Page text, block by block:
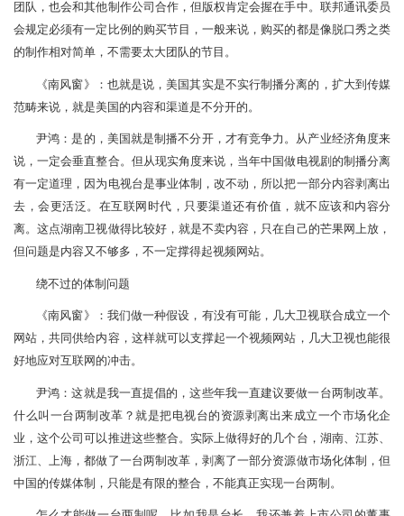
团队，也会和其他制作公司合作，但版权肯定会握在手中。联邦通讯委员
会规定必须有一定比例的购买节目，一般来说，购买的都是像脱口秀之类
的制作相对简单，不需要太大团队的节目。
《南风窗》：也就是说，美国其实是不实行制播分离的，扩大到传媒
范畴来说，就是美国的内容和渠道是不分开的。
尹鸿：是的，美国就是制播不分开，才有竞争力。从产业经济角度来
说，一定会垂直整合。但从现实角度来说，当年中国做电视剧的制播分离
有一定道理，因为电视台是事业体制，改不动，所以把一部分内容剥离出
去，会更活泛。在互联网时代，只要渠道还有价值，就不应该和内容分
离。这点湖南卫视做得比较好，就是不卖内容，只在自己的芒果网上放，
但问题是内容又不够多，不一定撑得起视频网站。
绕不过的体制问题
《南风窗》：我们做一种假设，有没有可能，几大卫视联合成立一个
网站，共同供给内容，这样就可以支撑起一个视频网站，几大卫视也能很
好地应对互联网的冲击。
尹鸿：这就是我一直提倡的，这些年我一直建议要做一台两制改革。
什么叫一台两制改革？就是把电视台的资源剥离出来成立一个市场化企
业，这个公司可以推进这些整合。实际上做得好的几个台，湖南、江苏、
浙江、上海，都做了一台两制改革，剥离了一部分资源做市场化体制，但
中国的传媒体制，只能是有限的整合，不能真正实现一台两制。